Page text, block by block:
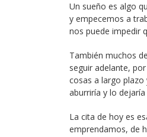
Un sueño es algo
y empecemos a
nos puede impedir
También muchos
seguir adelante,
cosas a largo
aburriría y lo
La cita de hoy es
emprendamos, de